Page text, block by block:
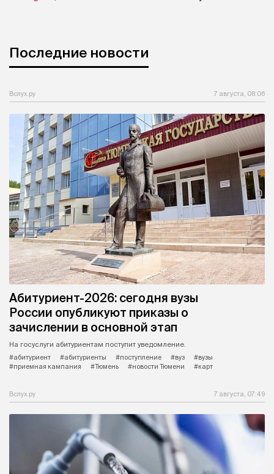
Последние новости
Вслух.ру 7 августа, 08:06
Абитуриент-2026: сегодня вузы
России опубликуют приказы о
зачислении в основной этап
На госуслуги абитуриентам поступит уведомление.
#абитуриент
#абитуриенты #поступление #вуз
#вузы
#приемная кампания
#Тюмень #новости Тюмени #карт
Вслух.ру 7 августа, 07:49